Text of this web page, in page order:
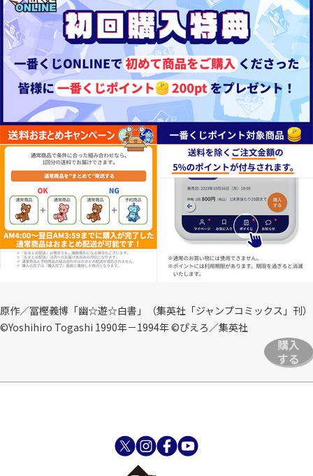
原作／冨樫義博「幽☆遊☆白書」（集英社「ジャンプコミックス」刊）
©Yoshihiro Togashi 1990年－1994年 ©ぴえろ／集英社
購入
する